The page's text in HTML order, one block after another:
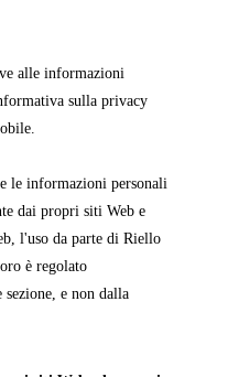
alle informazioni
sulla privacy
le informazioni personali
dai propri siti Web e
l'uso da parte di Riello
è regolato
e non dalla